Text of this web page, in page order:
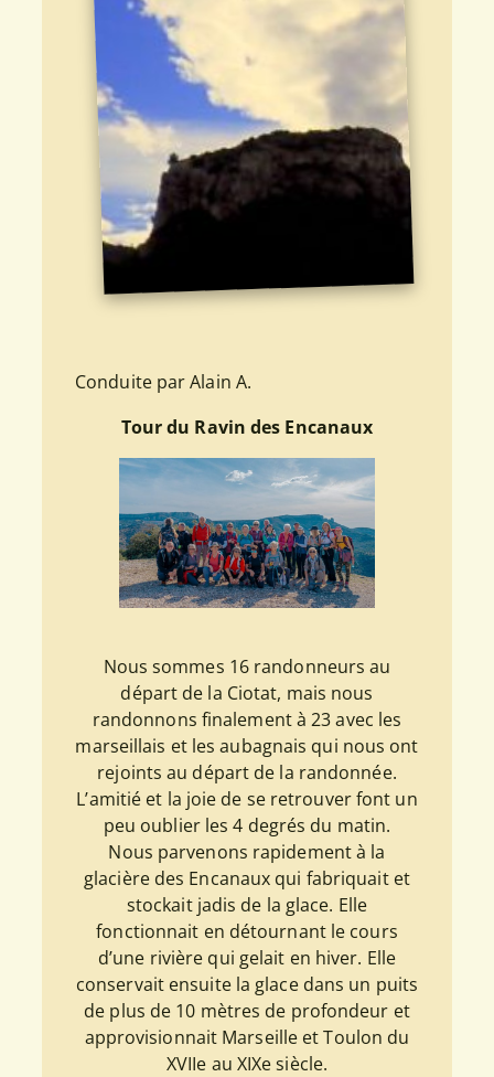
Conduite par Alain A.
Tour du Ravin des Encanaux
Nous sommes 16 randonneurs au
départ de la Ciotat, mais nous
randonnons finalement à 23 avec les
marseillais et les aubagnais qui nous ont
rejoints au départ de la randonnée.
L’amitié et la joie de se retrouver font un
peu oublier les 4 degrés du matin.
Nous parvenons rapidement à la
glacière des Encanaux qui fabriquait et
stockait jadis de la glace. Elle
fonctionnait en détournant le cours
d’une rivière qui gelait en hiver. Elle
conservait ensuite la glace dans un puits
de plus de 10 mètres de profondeur et
approvisionnait Marseille et Toulon du
XVIIe au XIXe siècle.